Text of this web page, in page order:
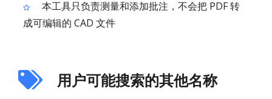
本工具只负责测量和添加批注，不会把 PDF 转
成可编辑的 CAD 文件
用户可能搜索的其他名称